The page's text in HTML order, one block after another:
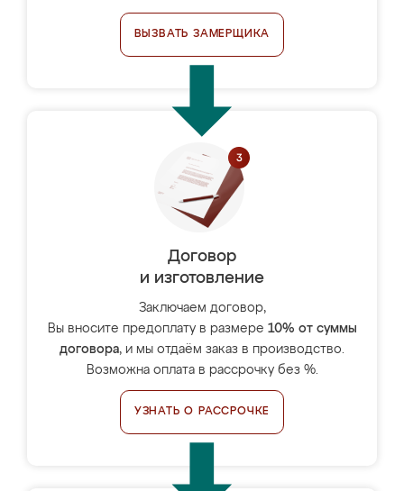
ВЫЗВАТЬ ЗАМЕРЩИКА
Договор
и изготовление
Заключаем договор,
Вы вносите предоплату в размере 10% от суммы
договора, и мы отдаём заказ в производство.
Возможна оплата в рассрочку без %.
УЗНАТЬ О РАССРОЧКЕ